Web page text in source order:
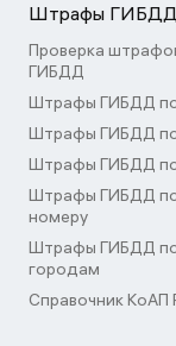
Штрафы
Проверка
ГИБДД
Штрафы ГИБДД
Штрафы ГИБДД
Штрафы ГИБДД
Штрафы ГИБДД
номеру
Штрафы ГИБДД
городам
Справочник КоАП